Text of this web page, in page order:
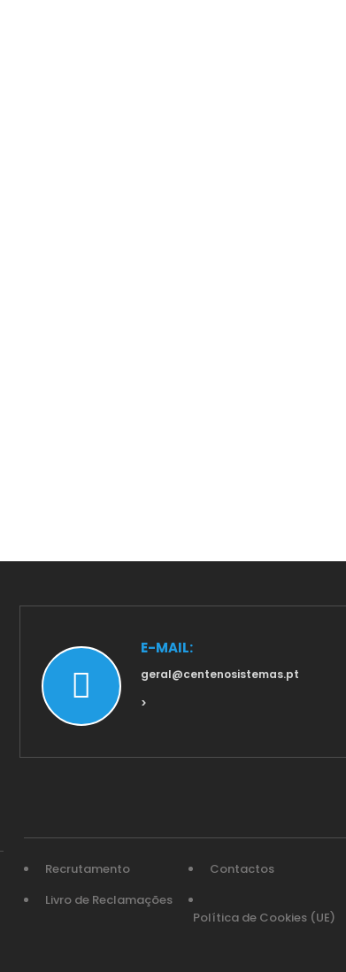
E-MAIL:
geral@centenosistemas.pt
>
Recrutamento
Contactos
Livro de Reclamações
Política de Cookies (UE)